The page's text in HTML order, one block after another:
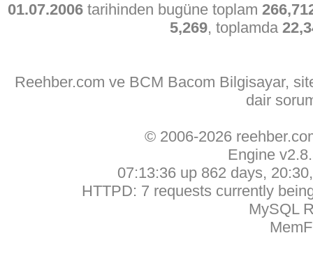
01.07.2006 tarihinden bugüne toplam
5,269, toplamda
Reehber.com ve BCM Bacom Bilgisayar,
dair
© 2006-2026
Engine
07:13:36 up 862 days,
HTTPD: 7 requests currently
MySQL